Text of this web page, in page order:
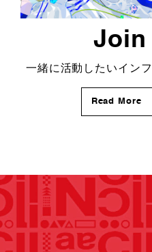
Join
一緒に活動したいイン
Read More